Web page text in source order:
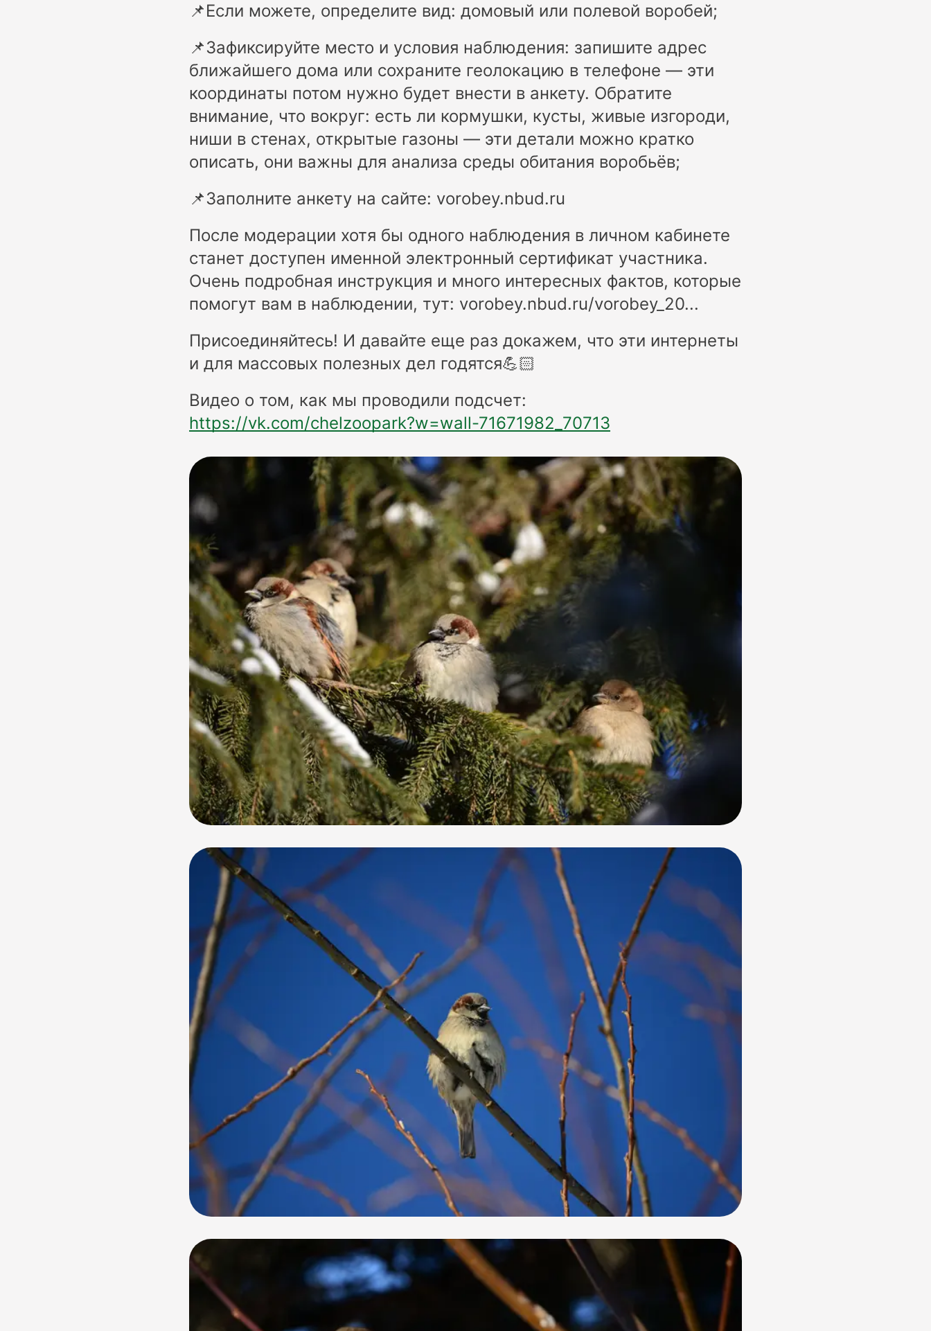
📌Если можете, определите вид: домовый или полевой воробей;
📌Зафиксируйте место и условия наблюдения: запишите адрес
ближайшего дома или сохраните геолокацию в телефоне — эти
координаты потом нужно будет внести в анкету. Обратите
внимание, что вокруг: есть ли кормушки, кусты, живые изгороди,
ниши в стенах, открытые газоны — эти детали можно кратко
описать, они важны для анализа среды обитания воробьёв;
📌Заполните анкету на сайте: vorobey.nbud.ru
После модерации хотя бы одного наблюдения в личном кабинете
станет доступен именной электронный сертификат участника.
Очень подробная инструкция и много интересных фактов, которые
помогут вам в наблюдении, тут: vorobey.nbud.ru/vorobey_20...
Присоединяйтесь! И давайте еще раз докажем, что эти интернеты
и для массовых полезных дел годятся💪🏻
Видео о том, как мы проводили подсчет:
https://vk.com/chelzoopark?w=wall-71671982_70713